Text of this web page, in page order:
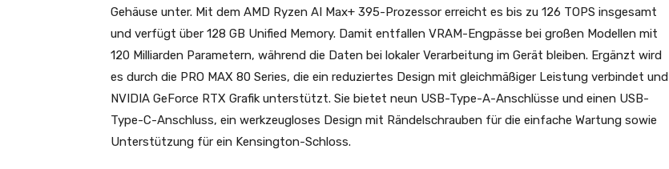
Gehäuse unter. Mit dem AMD Ryzen AI Max+ 395-Prozessor erreicht es bis zu 126 TOPS insgesamt
und verfügt über 128 GB Unified Memory. Damit entfallen VRAM-Engpässe bei großen Modellen mit
120 Milliarden Parametern, während die Daten bei lokaler Verarbeitung im Gerät bleiben. Ergänzt wird
es durch die PRO MAX 80 Series, die ein reduziertes Design mit gleichmäßiger Leistung verbindet und
NVIDIA GeForce RTX Grafik unterstützt. Sie bietet neun USB-Type-A-Anschlüsse und einen USB-
Type-C-Anschluss, ein werkzeugloses Design mit Rändelschrauben für die einfache Wartung sowie
Unterstützung für ein Kensington-Schloss.